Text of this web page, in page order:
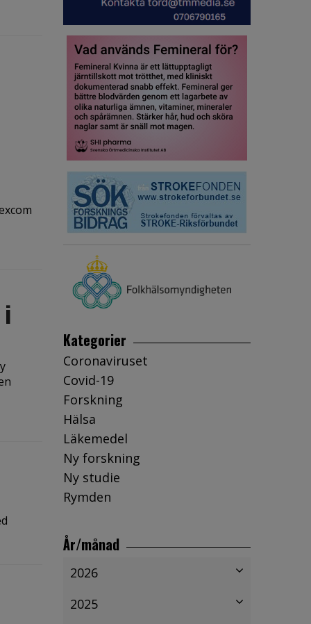
i
Kategorier
Coronaviruset
Covid-19
Forskning
Hälsa
Läkemedel
Ny forskning
Ny studie
Rymden
År/månad
2026
2025